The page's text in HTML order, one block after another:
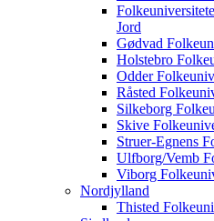
Jord
Gødvad
Holstebro
Odder
Råsted
Silkeborg
Skive
Struer-Egnens
Ulfborg/Vemb
Viborg
Nordjylland
Thisted